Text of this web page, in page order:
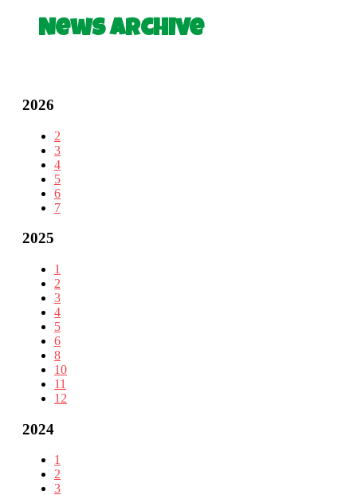
News Archive
2026
2
3
4
5
6
7
2025
1
2
3
4
5
6
8
10
11
12
2024
1
2
3